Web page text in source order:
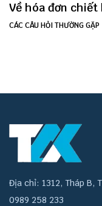
Về hóa đơn chiết
CÁC CÂU HỎI THƯỜNG GẶP
Địa chỉ: 1312, Tháp B,
0989 258 233